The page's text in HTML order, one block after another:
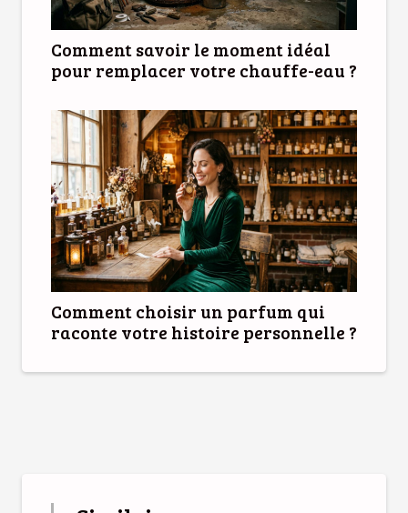
Comment savoir le moment idéal
pour remplacer votre chauffe-eau ?
Comment choisir un parfum qui
raconte votre histoire personnelle ?